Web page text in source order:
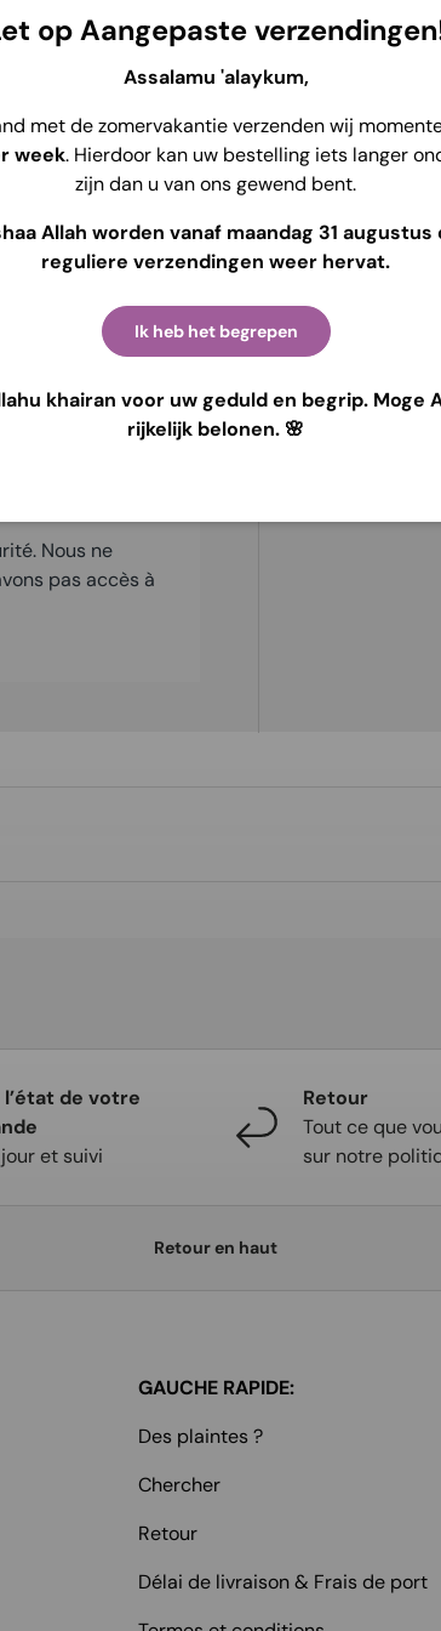
Voir les
de
voor dagelijks
pasvorm, geschikt
cm. De lengte van
De ideale keuze
Nous ne
pas accès à
op Aangepaste
Assalamu 'alaykum,
met de zomervakantie verzenden wij
week. Hierdoor kan uw bestelling iets langer
zijn dan u van ons gewend bent.
Allah worden vanaf maandag 31 augustus
reguliere verzendingen weer hervat.
Ik heb het begrepen
khairan voor uw geduld en begrip. Moge
rijkelijk belonen. 🌸
de votre
et suivi
Retour
Tout ce que
sur notre
Retour en haut
GAUCHE RAPIDE:
Des plaintes ?
Chercher
Retour
Délai de livraison & Frais de port